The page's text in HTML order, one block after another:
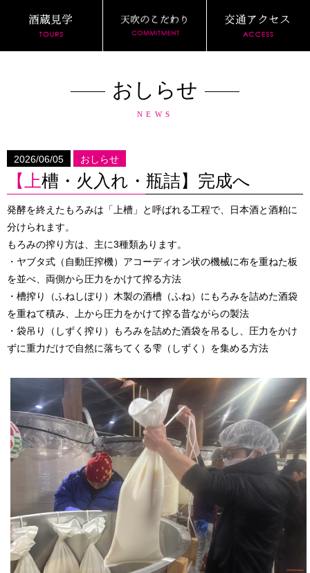
おしらせ
NEWS
2026/06/05 おしらせ
【上槽・火入れ・瓶詰】完成へ
発酵を終えたもろみは「上槽」と呼ばれる工程で、日本酒と酒粕に
分けられます。
もろみの搾り方は、主に3種類あります。
・ヤブタ式（自動圧搾機）アコーディオン状の機械に布を重ねた板
を並べ、両側から圧力をかけて搾る方法
・槽搾り（ふねしぼり）木製の酒槽（ふね）にもろみを詰めた酒袋
を重ねて積み、上から圧力をかけて搾る昔ながらの製法
・袋吊り（しずく搾り）もろみを詰めた酒袋を吊るし、圧力をかけ
ずに重力だけで自然に落ちてくる雫（しずく）を集める方法